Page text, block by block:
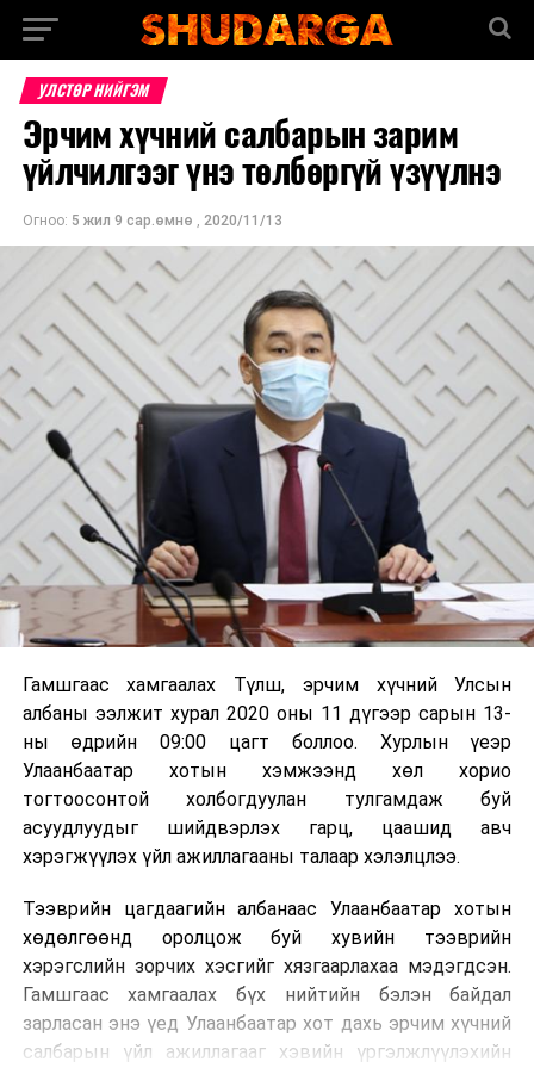
УЛСТӨР НИЙГЭМ
Эрчим хүчний салбарын зарим
үйлчилгээг үнэ төлбөргүй үзүүлнэ
Огноо: 5 жил 9 сар.өмнө , 2020/11/13
Гамшгаас хамгаалах Түлш, эрчим хүчний Улсын
албаны ээлжит хурал 2020 оны 11 дүгээр сарын 13-
ны өдрийн 09:00 цагт боллоо. Хурлын үеэр
Улаанбаатар хотын хэмжээнд хөл хорио
тогтоосонтой холбогдуулан тулгамдаж буй
асуудлуудыг шийдвэрлэх гарц, цаашид авч
хэрэгжүүлэх үйл ажиллагааны талаар хэлэлцлээ.
Тээврийн цагдаагийн албанаас Улаанбаатар хотын
хөдөлгөөнд оролцож буй хувийн тээврийн
хэрэгслийн зорчих хэсгийг хязгаарлахаа мэдэгдсэн.
Гамшгаас хамгаалах бүх нийтийн бэлэн байдал
зарласан энэ үед Улаанбаатар хот дахь эрчим хүчний
салбарын үйл ажиллагааг хэвийн үргэлжлүүлэхийн